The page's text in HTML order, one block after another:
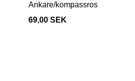
Ankare/kompassros
69,00 SEK